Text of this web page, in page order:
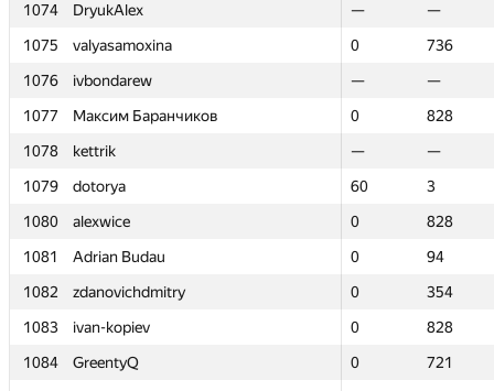
1074
DryukAlex —
—
1075
valyasamoxina 0
736
1076
ivbondarew —
—
1077
Максим Баранчиков 0
828
1078
kettrik —
—
1079
dotorya 60
3
1080
alexwice 0
828
1081
Adrian Budau 0
94
1082
zdanovichdmitry 0
354
1083
ivan-kopiev 0
828
1084
GreentyQ 0
721
1074
DryukAlex —
—
1075
valyasamoxina 0
736
1076
ivbondarew —
—
1077
Максим Баранчиков 0
828
1078
kettrik —
—
1079
dotorya 60
3
1080
alexwice 0
828
1081
Adrian Budau 0
94
1082
zdanovichdmitry 0
354
1083
ivan-kopiev 0
828
1084
GreentyQ 0
721